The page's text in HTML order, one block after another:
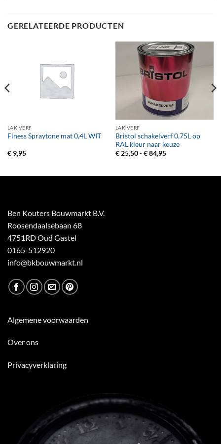
GERELATEERDE PRODUCTEN
LAK VERF
Finess Spraytone mat 0,4L WIT
€9,95
LAK VERF
Bristol schakelverf 0,75L op
RAL kleur naar keuze
€25,50 - €84,95Prijsklasse:
Ben Kouters Bouwmarkt B.V.
Roosendaalsebaan 68
4751RD Oud Gastel
0165-512920
info@bkbouwmarkt.nl
Algemene voorwaarden
Over ons
Privacyverklaring